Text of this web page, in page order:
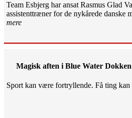
Team Esbjerg har ansat Rasmus Glad
assistenttræner for de nykårede danske
mere
Magisk aften i Blue Water
Sport kan være fortryllende. Få ting kan